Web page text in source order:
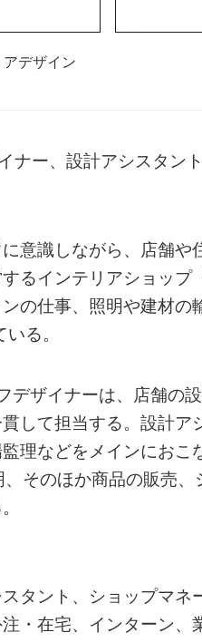
アデザイン
ナー、設計アシスタン
意識しながら、店舗
るインテリアショッ
の仕事、照明や建材
る。
デザイナーは、店舗の
して担当する。設計ア
理などをメインにおこ
そのほか商品の販売
タント、ショップマネ
・在宅、インターン、